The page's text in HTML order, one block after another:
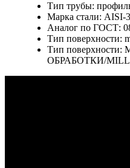
Тип трубы:
Марка стали: AISI-
Аналог по ГОСТ:
Тип поверхности:
Тип
ОБРАБОТКИ/
Республика Дагестан, г.